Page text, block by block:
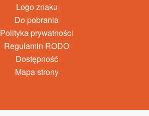
Logo znaku
Do pobrania
Polityka prywatności
Regulamin RODO
Dostępność
Mapa strony